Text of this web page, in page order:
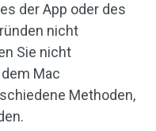
der App oder des
nicht
Sie nicht
Mac
Methoden,